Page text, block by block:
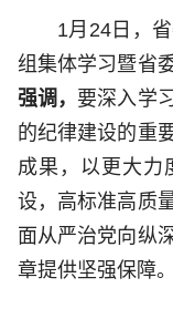
1月24日，
组集体学习暨省
强调， 要深入学
的纪律建设的重
成果，以更大力
设，高标准高质
面从严治党向纵
章提供坚强保障。